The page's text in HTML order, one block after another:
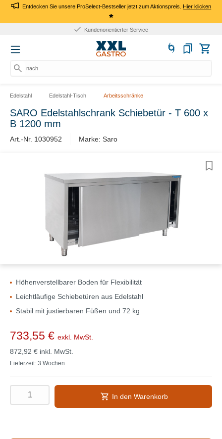
Entdecken Sie unsere ProSelect-Bestseller jetzt zum Aktionspreis.Hier klicken
*
Kundenorientierter Service
nach P
Edelstahl Edelstahl-Tisch Arbeitsschränke
SARO Edelstahlschrank Schiebetür - T 600 x
B 1200 mm
Art.-Nr. 1030952 Marke: Saro
Höhenverstellbarer Boden für Flexibilität
Leichtläufige Schiebetüren aus Edelstahl
Stabil mit justierbaren Füßen und 72 kg
733,55 € exkl. MwSt.
872,92 € inkl. MwSt.
Lieferzeit: 3 Wochen
In den Warenkorb